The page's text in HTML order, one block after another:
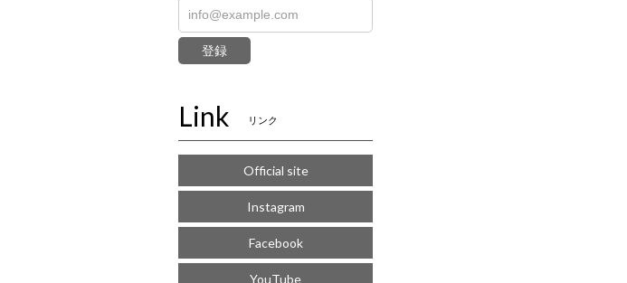
登録
Link リンク
Official site
Instagram
Facebook
YouTube